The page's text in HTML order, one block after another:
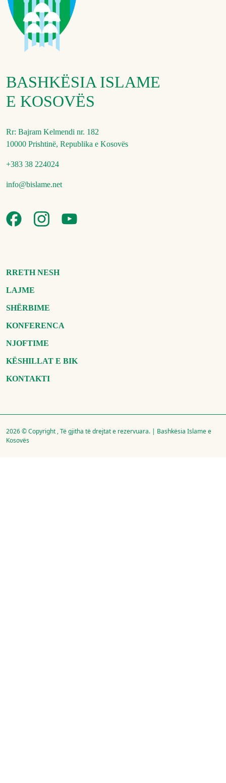
BASHKËSIA ISLAME
E KOSOVËS
Rr: Bajram Kelmendi nr. 182
10000 Prishtinë, Republika e Kosovës
+383 38 224024
info@bislame.net
RRETH NESH
LAJME
SHËRBIME
KONFERENCA
NJOFTIME
KËSHILLAT E BIK
KONTAKTI
2026 © Copyright , Të gjitha të drejtat e rezervuara. | Bashkësia Islame e
Kosovës